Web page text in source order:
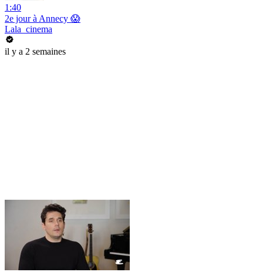
1:40
2e jour à Annecy 😱
Lala_cinema
il y a 2 semaines